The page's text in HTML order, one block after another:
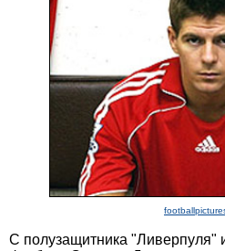
С полузащитника "Ливерпуля"